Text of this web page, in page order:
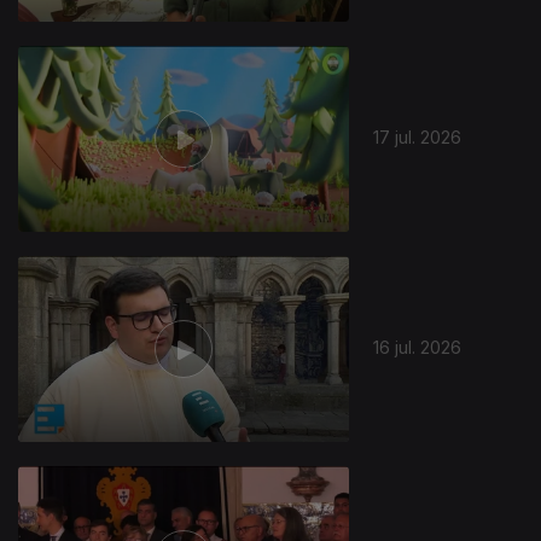
17 jul. 2026
16 jul. 2026